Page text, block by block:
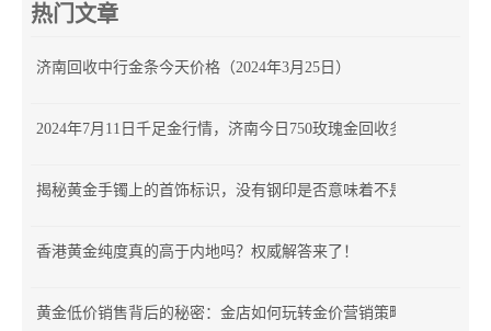
热门文章
济南回收中行金条今天价格（2024年3月25日）
2024年7月11日千足金行情，济南今日750玫瑰金回收多少钱
揭秘黄金手镯上的首饰标识，没有钢印是否意味着不是正品？
香港黄金纯度真的高于内地吗？权威解答来了！
黄金低价销售背后的秘密：金店如何玩转金价营销策略？